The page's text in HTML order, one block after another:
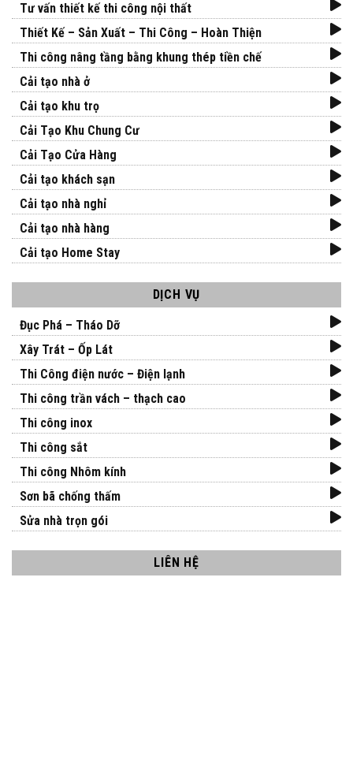
Tư vấn thiết kế thi công nội thất
Thiết Kế – Sản Xuất – Thi Công – Hoàn Thiện
Thi công nâng tầng bằng khung thép tiền chế
Cải tạo nhà ở
Cải tạo khu trọ
Cải Tạo Khu Chung Cư
Cải Tạo Cửa Hàng
Cải tạo khách sạn
Cải tạo nhà nghỉ
Cải tạo nhà hàng
Cải tạo Home Stay
DỊCH VỤ
Đục Phá – Tháo Dỡ
Xây Trát – Ốp Lát
Thi Công điện nước – Điện lạnh
Thi công trần vách – thạch cao
Thi công inox
Thi công sắt
Thi công Nhôm kính
Sơn bã chống thấm
Sửa nhà trọn gói
LIÊN HỆ